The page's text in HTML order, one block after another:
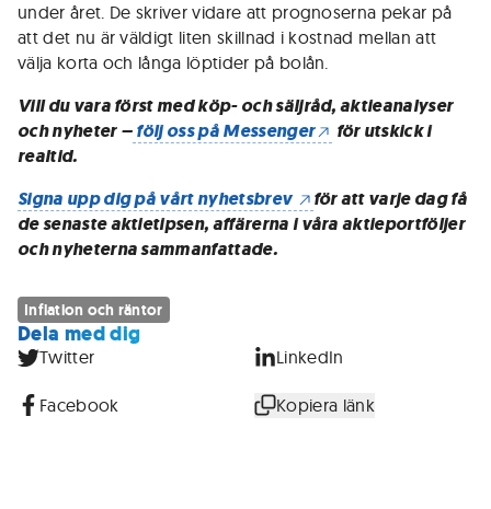
under året. De skriver vidare att prognoserna pekar på
att det nu är väldigt liten skillnad i kostnad mellan att
välja korta och långa löptider på bolån.
Vill du vara först med köp- och säljråd, aktieanalyser
och nyheter –följ oss på Messenger
för utskick i
realtid.
Signa upp dig på vårt nyhetsbrev
för att varje dag få
de senaste aktietipsen, affärerna i våra aktieportföljer
och nyheterna sammanfattade.
Inflation och räntor
Dela med dig
Twitter LinkedIn
Facebook Kopiera länk